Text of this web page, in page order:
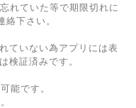
れていた等で期限切れに
下さい。
ていない為アプリには表
検証済みです。
能です。